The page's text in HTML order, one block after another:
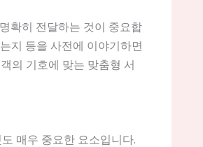
확히 전달하는 것이 중요합
지 등을 사전에 이야기하면
의 기호에 맞는 맞춤형 서
매우 중요한 요소입니다.